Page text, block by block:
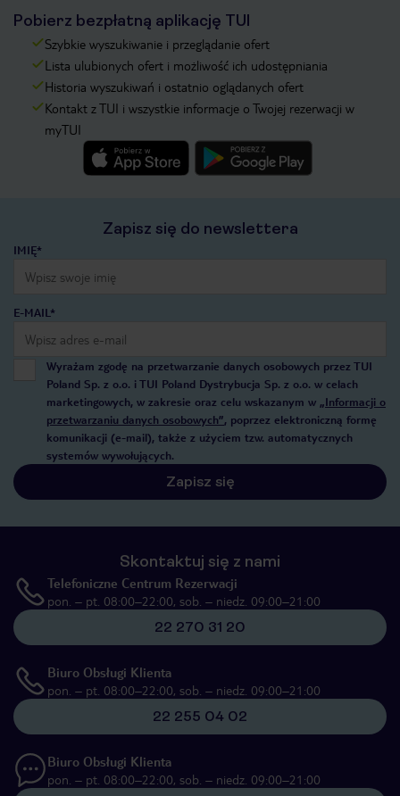
Pobierz bezpłatną aplikację TUI
Szybkie wyszukiwanie i przeglądanie ofert
Lista ulubionych ofert i możliwość ich udostępniania
Historia wyszukiwań i ostatnio oglądanych ofert
Kontakt z TUI i wszystkie informacje o Twojej rezerwacji w
myTUI
Zapisz się do newslettera
IMIĘ*
E-MAIL*
Wyrażam zgodę na przetwarzanie danych osobowych przez TUI
Poland Sp. z o.o. i TUI Poland Dystrybucja Sp. z o.o. w celach
marketingowych, w zakresie oraz celu wskazanym w „Informacji o
przetwarzaniu danych osobowych”, poprzez elektroniczną formę
komunikacji (e-mail), także z użyciem tzw. automatycznych
systemów wywołujących.
Zapisz się
Skontaktuj się z nami
Telefoniczne Centrum Rezerwacji
pon. – pt. 08:00–22:00, sob. – niedz. 09:00–21:00
22 270 31 20
Biuro Obsługi Klienta
pon. – pt. 08:00–22:00, sob. – niedz. 09:00–21:00
22 255 04 02
Biuro Obsługi Klienta
pon. – pt. 08:00–22:00, sob. – niedz. 09:00–21:00